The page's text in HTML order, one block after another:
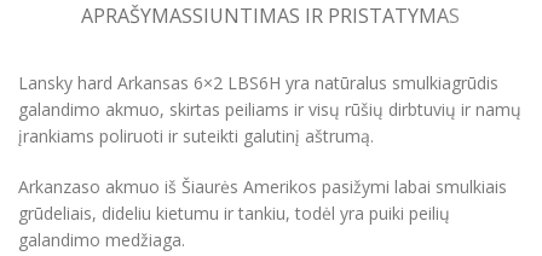
APRAŠYMASSIUNTIMAS IR PRISTATYMAS
Lansky hard Arkansas 6×2 LBS6H yra natūralus smulkiagrūdis
galandimo akmuo, skirtas peiliams ir visų rūšių dirbtuvių ir namų
įrankiams poliruoti ir suteikti galutinį aštrumą.
Arkanzaso akmuo iš Šiaurės Amerikos pasižymi labai smulkiais
grūdeliais, dideliu kietumu ir tankiu, todėl yra puiki peilių
galandimo medžiaga.